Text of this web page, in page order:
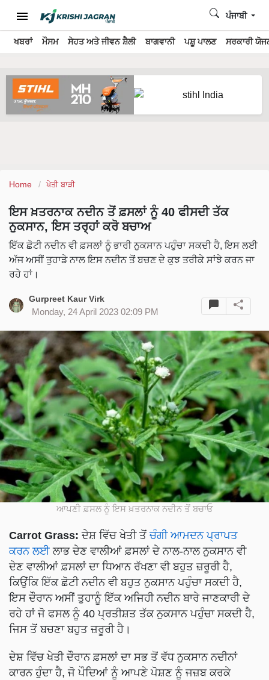
ਖਬਰਾਂ ਮੌਸਮ ਸੇਹਤ ਅਤੇ ਜੀਵਨ ਸ਼ੈਲੀ ਬਾਗਵਾਨੀ ਪਸ਼ੂ ਪਾਲਣ ਸਰਕਾਰੀ
ਪੰਜਾਬੀ
Home ਖੇਤੀ ਬਾੜੀ
ਇਸ ਖ਼ਤਰਨਾਕ ਨਦੀਨ ਤੋਂ ਫ਼ਸਲਾਂ ਨੂੰ 40 ਫੀਸਦੀ ਤੱਕ
ਨੁਕਸਾਨ, ਇਸ ਤਰ੍ਹਾਂ ਕਰੋ ਬਚਾਅ
ਇੱਕ ਛੋਟੀ ਨਦੀਨ ਵੀ ਫ਼ਸਲਾਂ ਨੂੰ ਭਾਰੀ ਨੁਕਸਾਨ ਪਹੁੰਚਾ ਸਕਦੀ ਹੈ, ਇਸ ਲਈ
ਅੱਜ ਅਸੀਂ ਤੁਹਾਡੇ ਨਾਲ ਇਸ ਨਦੀਨ ਤੋਂ ਬਚਣ ਦੇ ਕੁਝ ਤਰੀਕੇ ਸਾਂਝੇ ਕਰਨ ਜਾ
ਰਹੇ ਹਾਂ।
Gurpreet Kaur Virk
Monday, 24 April 2023 02:09 PM
ਆਪਣੀ ਫ਼ਸਲ ਨੂੰ ਇਸ ਖ਼ਤਰਨਾਕ ਨਦੀਨ ਤੋਂ ਬਚਾਓ
Carrot Grass​: ਦੇਸ਼ ਵਿੱਚ ਖੇਤੀ ਤੋਂ ਚੰਗੀ ਆਮਦਨ ਪ੍ਰਾਪਤ
ਕਰਨ ਲਈ ਲਾਭ ਦੇਣ ਵਾਲੀਆਂ ਫ਼ਸਲਾਂ ਦੇ ਨਾਲ-ਨਾਲ ਨੁਕਸਾਨ ਵੀ
ਦੇਣ ਵਾਲੀਆਂ ਫ਼ਸਲਾਂ ਦਾ ਧਿਆਨ ਰੱਖਣਾ ਵੀ ਬਹੁਤ ਜ਼ਰੂਰੀ ਹੈ,
ਕਿਉਂਕਿ ਇੱਕ ਛੋਟੀ ਨਦੀਨ ਵੀ ਬਹੁਤ ਨੁਕਸਾਨ ਪਹੁੰਚਾ ਸਕਦੀ ਹੈ,
ਇਸ ਦੌਰਾਨ ਅਸੀਂ ਤੁਹਾਨੂੰ ਇੱਕ ਅਜਿਹੀ ਨਦੀਨ ਬਾਰੇ ਜਾਣਕਾਰੀ ਦੇ
ਰਹੇ ਹਾਂ ਜੋ ਫਸਲ ਨੂੰ 40 ਪ੍ਰਤੀਸ਼ਤ ਤੱਕ ਨੁਕਸਾਨ ਪਹੁੰਚਾ ਸਕਦੀ ਹੈ,
ਜਿਸ ਤੋਂ ਬਚਣਾ ਬਹੁਤ ਜ਼ਰੂਰੀ ਹੈ।
ਦੇਸ਼ ਵਿੱਚ ਖੇਤੀ ਦੌਰਾਨ ਫ਼ਸਲਾਂ ਦਾ ਸਭ ਤੋਂ ਵੱਧ ਨੁਕਸਾਨ ਨਦੀਨਾਂ
ਕਾਰਨ ਹੁੰਦਾ ਹੈ, ਜੋ ਪੌਦਿਆਂ ਨੂੰ ਆਪਣੇ ਪੋਸ਼ਣ ਨੂੰ ਜਜ਼ਬ ਕਰਕੇ